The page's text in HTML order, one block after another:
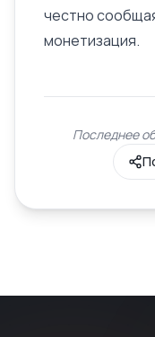
честно
монетизация.
Последнее